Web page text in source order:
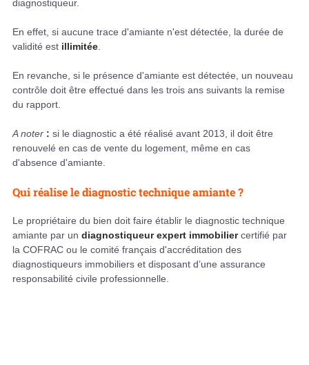
diagnostiqueur.
En effet, si aucune trace d'amiante n'est détectée, la durée de
validité est illimitée
En revanche, si le présence d'amiante est détectée, un nouveau
contrôle doit être effectué dans les trois ans suivants la remise
du rapport.
A noter : si le diagnostic a été réalisé avant 2013, il doit être
renouvelé en cas de vente du logement, même en cas
d'absence d'amiante.
Qui réalise le diagnostic technique amiante ?
Le propriétaire du bien doit faire établir le diagnostic technique
amiante par un diagnostiqueur expert immobiliercertifié par
la COFRAC ou le comité français d'accréditation des
diagnostiqueurs immobiliers et disposant d’une assurance
responsabilité civile professionnelle.